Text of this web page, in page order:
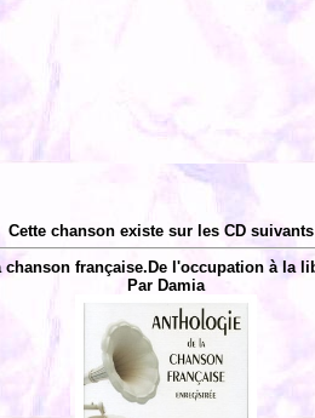
Cette chanson existe sur les CD
française.De l'occupation à la
Par Damia